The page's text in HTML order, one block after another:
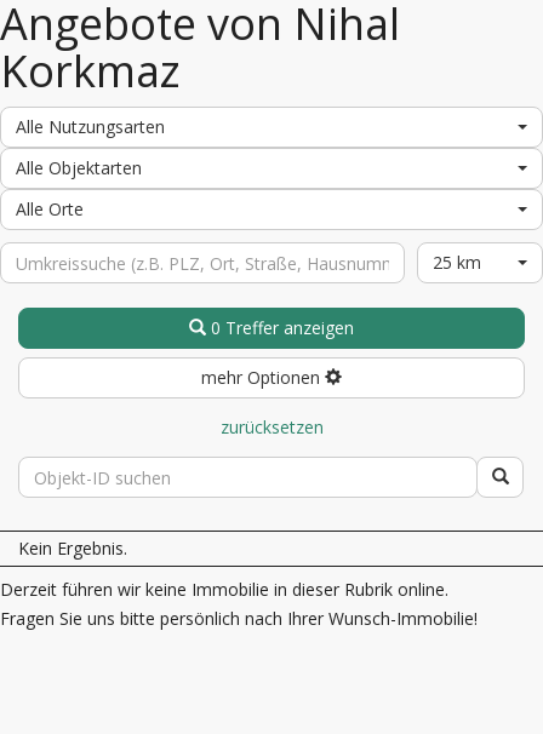
Angebote von Nihal
Korkmaz
Alle Nutzungsarten
Alle Objektarten
Alle Orte
25 km
0 Treffer anzeigen
mehr Optionen
zurücksetzen
Kein Ergebnis.
Derzeit führen wir keine Immobilie in dieser Rubrik online.
Fragen Sie uns bitte persönlich nach Ihrer Wunsch-Immobilie!